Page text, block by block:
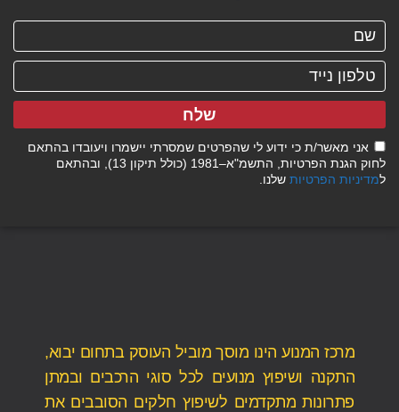
אני מאשר/ת כי ידוע לי שהפרטים שמסרתי יישמרו ויעובדו בהתאם
לחוק הגנת הפרטיות, התשמ"א–1981 (כולל תיקון 13), ובהתאם
למדיניות הפרטיות שלנו.
שלח
מרכז המנוע הינו מוסך מוביל העוסק בתחום יבוא,
התקנה ושיפוץ מנועים לכל סוגי הרכבים ובמתן
פתרונות מתקדמים לשיפוץ חלקים הסובבים את